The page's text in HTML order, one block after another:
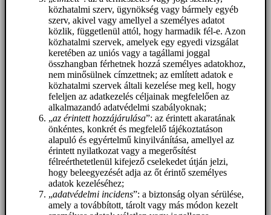
közhatalmi szerv, ügynökség vagy bármely egyéb
szerv, akivel vagy amellyel a személyes adatot
közlik, függetlenül attól, hogy harmadik fél-e. Azon
közhatalmi szervek, amelyek egy egyedi vizsgálat
keretében az uniós vagy a tagállami joggal
összhangban férhetnek hozzá személyes adatokhoz,
nem minősülnek címzettnek; az említett adatok e
közhatalmi szervek általi kezelése meg kell, hogy
feleljen az adatkezelés céljainak megfelelően az
alkalmazandó adatvédelmi szabályoknak;
„az érintett hozzájárulása”: az érintett akaratának
önkéntes, konkrét és megfelelő tájékoztatáson
alapuló és egyértelmű kinyilvánítása, amellyel az
érintett nyilatkozat vagy a megerősítést
félreérthetetlenül kifejező cselekedet útján jelzi,
hogy beleegyezését adja az őt érintő személyes
adatok kezeléséhez;
„adatvédelmi incidens”: a biztonság olyan sérülése,
amely a továbbított, tárolt vagy más módon kezelt